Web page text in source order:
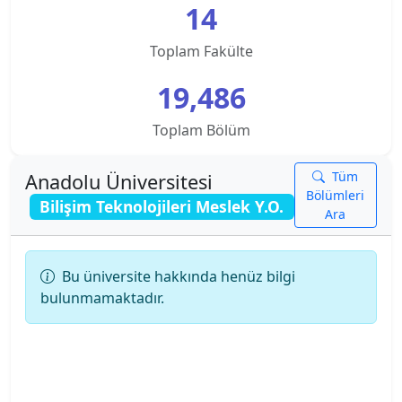
Ankara Üniversitesi
Ankara Yıldırım Beyazıt Üniversitesi
Antalya Bilim Üniversitesi
Ardahan Üniversitesi
Arkın Yaratıcı Sanatlar ve Tasarım Üniversitesi
Artvin Çoruh Üniversitesi
Sağlık Bilimleri Fakültesi
Yunus Emre Sağlık Hizmetleri Meslek Y.O.
14
Toplam Fakülte
19,486
Toplam Bölüm
Anadolu Üniversitesi
Bilişim Teknolojileri Meslek Y.O.
Tüm
Bölümleri
Ara
Bu üniversite hakkında henüz bilgi
bulunmamaktadır.